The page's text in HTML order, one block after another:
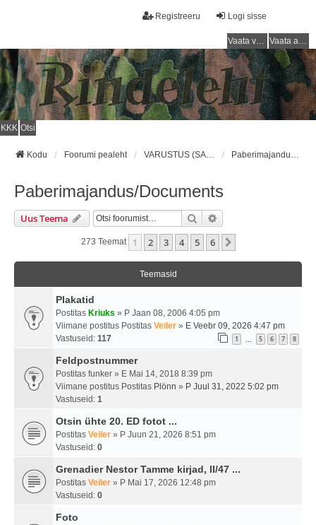
Logi sisse
Registreeru
Vaata vastamata teemasi Vaata aktiivseid teemasid
KKK Otsi
Kodu Foorumi pealeht VARUSTUS (SAKSA SÕJAVÄGI) / EQUIPMENT (GERMAN ARMY) Paberimajandus/Documents
Paberimajandus/Documents
Uus Teema Otsi
273 Teemat 1 2 3 4 5 6
Teemasid
Plakatid
Postitas Kriuks » P Jaan 08, 2006 4:05 pm
Viimane postitus Postitas Veiler » E Veebr 09, 2026 4:47 pm
Vastuseid: 117 1 5 6 7 8
Feldpostnummer
Postitas funker » E Mai 14, 2018 8:39 pm
Viimane postitus Postitas Plönn » P Juul 31, 2022 5:02 pm
Vastuseid: 1
Otsin ühte 20. ED fotot ...
Postitas Veiler » P Juun 21, 2026 8:51 pm
Vastuseid: 0
Grenadier Nestor Tamme kirjad, II/47 ...
Postitas Veiler » P Mai 17, 2026 12:48 pm
Vastuseid: 0
Foto